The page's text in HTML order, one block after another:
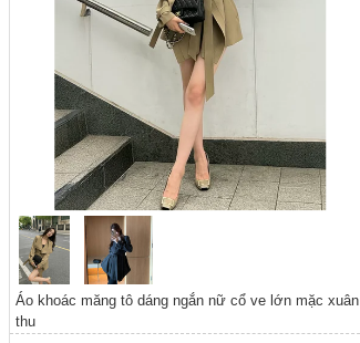
Áo khoác măng tô dáng ngắn nữ cổ ve lớn mặc xuân
thu